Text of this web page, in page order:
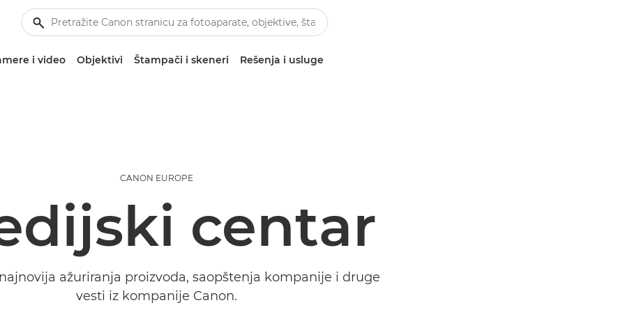
i video Objektivi Štampači i skeneri Rešenja i usluge
CANON EUROPE
centar
ažuriranja proizvoda, saopštenja kompanije i druge
vesti iz kompanije Canon.